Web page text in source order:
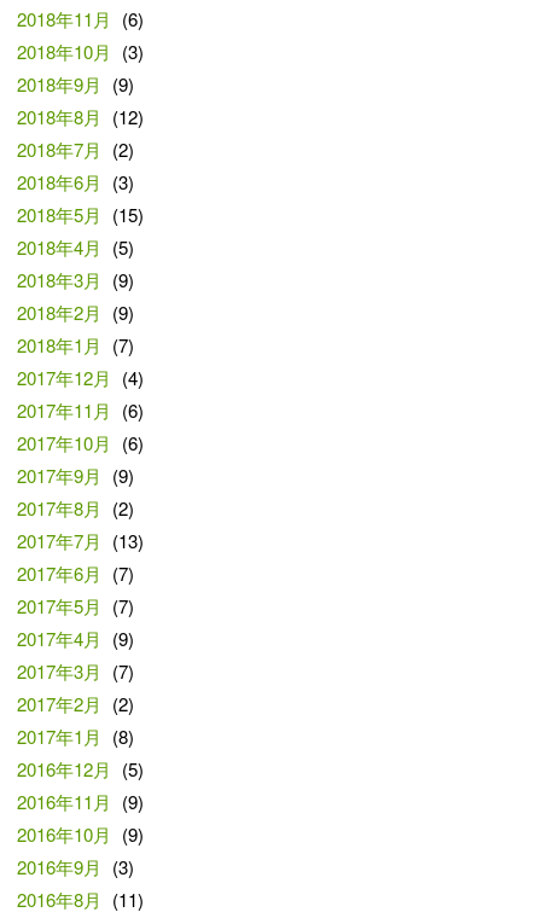
2018年11月
(6)
2018年10月
(3)
2018年9月
(9)
2018年8月
(12)
2018年7月
(2)
2018年6月
(3)
2018年5月
(15)
2018年4月
(5)
2018年3月
(9)
2018年2月
(9)
2018年1月
(7)
2017年12月
(4)
2017年11月
(6)
2017年10月
(6)
2017年9月
(9)
2017年8月
(2)
2017年7月
(13)
2017年6月
(7)
2017年5月
(7)
2017年4月
(9)
2017年3月
(7)
2017年2月
(2)
2017年1月
(8)
2016年12月
(5)
2016年11月
(9)
2016年10月
(9)
2016年9月
(3)
2016年8月
(11)